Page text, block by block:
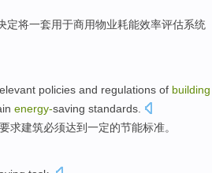
定将一套用于商用物业耗能效率评估系统
policies and regulations of building
energy-saving standards
要求建筑必须达到一定的节能标准。